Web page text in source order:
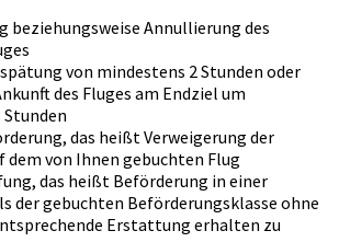
beziehungsweise Annullierung des
von mindestens 2 Stunden oder
des Fluges am Endziel um
das heißt Verweigerung der
dem von Ihnen gebuchten Flug
das heißt Beförderung in einer
der gebuchten Beförderungsklasse ohne
Erstattung erhalten zu